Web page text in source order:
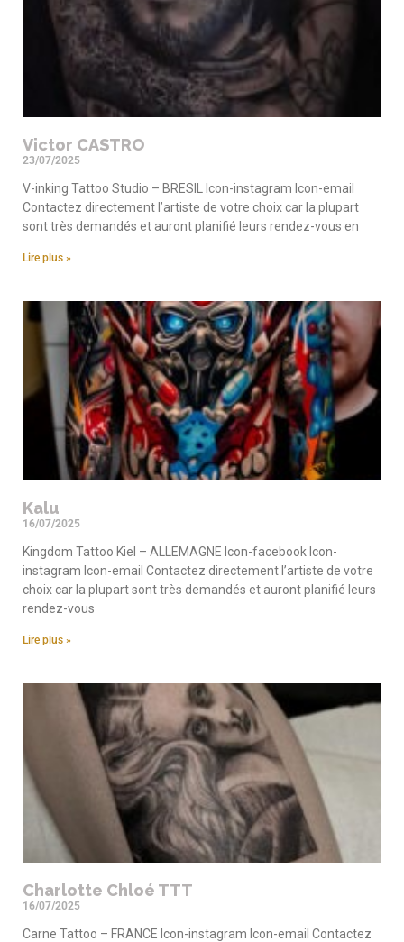
Victor CASTRO
23/07/2025
V-inking Tattoo Studio – BRESIL Icon-instagram Icon-email
Contactez directement l’artiste de votre choix car la plupart
sont très demandés et auront planifié leurs rendez-vous en
Lire plus »
Kalu
16/07/2025
Kingdom Tattoo Kiel – ALLEMAGNE Icon-facebook Icon-
instagram Icon-email Contactez directement l’artiste de votre
choix car la plupart sont très demandés et auront planifié leurs
rendez-vous
Lire plus »
Charlotte Chloé TTT
16/07/2025
Carne Tattoo – FRANCE Icon-instagram Icon-email Contactez